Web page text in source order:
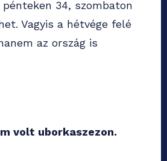
34, szombaton
Vagyis a hétvége felé
az ország is
volt uborkaszezon.